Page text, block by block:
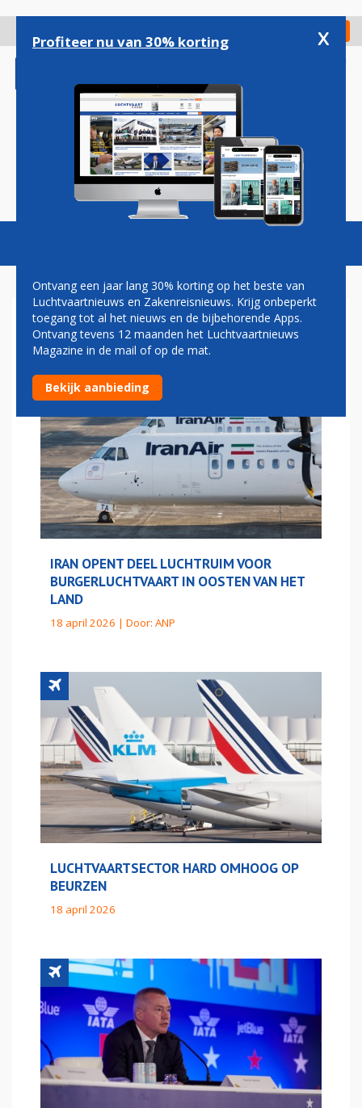
gaan
Check in
Magazine Podcasts Vacatures
CRISIS MIDDEN-OOSTEN
IRAN OPENT DEEL LUCHTRUIM VOOR
BURGERLUCHTVAART IN OOSTEN VAN HET
LAND
18 april 2026 | Door: ANP
LUCHTVAARTSECTOR HARD OMHOOG OP
BEURZEN
18 april 2026
Profiteer nu van 30% korting x
Ontvang een jaar lang 30% korting op het beste van
Luchtvaartnieuws en Zakenreisnieuws. Krijg onbeperkt
toegang tot al het nieuws en de bijbehorende Apps.
Ontvang tevens 12 maanden het Luchtvaartnieuws
Magazine in de mail of op de mat.
Bekijk aanbieding